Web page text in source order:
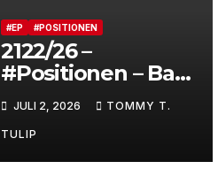
#EP #POSITIONEN
2122/26 –
#Positionen – Bad
Boy
Entertainment –
Fensterstürze,
ungeheurer
JULI 2, 2026 TOMMY T.
TULIP